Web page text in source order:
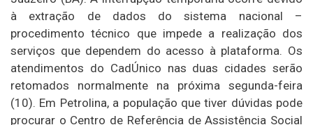
à extração de dados do sistema nacional –
procedimento técnico que impede a realização dos
serviços que dependem do acesso à plataforma. Os
atendimentos do CadÚnico nas duas cidades serão
retomados normalmente na próxima segunda-feira
(10). Em Petrolina, a população que tiver dúvidas pode
procurar o Centro de Referência de Assistência Social